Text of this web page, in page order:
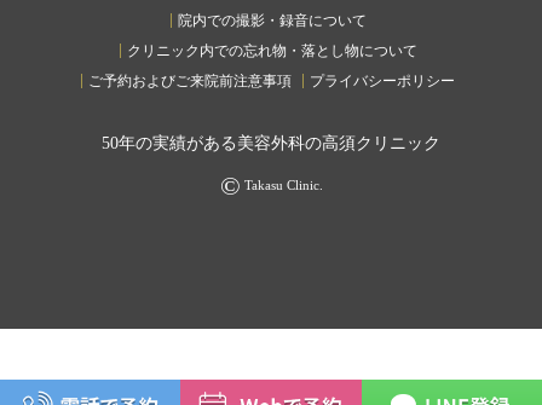
院内での撮影・録音について
クリニック内での忘れ物・落とし物について
ご予約およびご来院前注意事項
プライバシーポリシー
50年の実績がある美容外科の高須クリニック
© Takasu Clinic.